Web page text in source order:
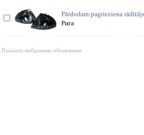
Pārdodam:pagrieziena
Рига
Показать выбранные объявления